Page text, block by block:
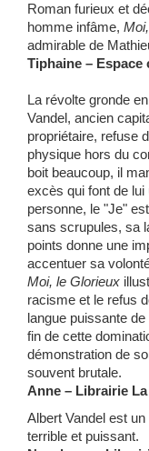
Roman furieux et
homme infâme,
admirable de
Tiphaine – Espace
La révolte gronde
Vandel, ancien
propriétaire, refuse
physique hors du
boit beaucoup, il
excès qui font de
personne, le "Je"
sans scrupules, sa
points donne une
accentuer sa
Moi, le Glorieux
racisme et le refus
langue puissante
fin de cette
démonstration de
souvent brutale.
Anne – Librairie
Albert Vandel est
terrible et puissant.